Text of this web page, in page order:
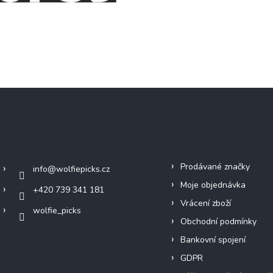
info@wolfiepicks.cz
+420 739 341 181
wolfie_picks
Prodávané značky
Moje objednávka
Vrácení zboží
Obchodní podmínky
Bankovní spojení
GDPR